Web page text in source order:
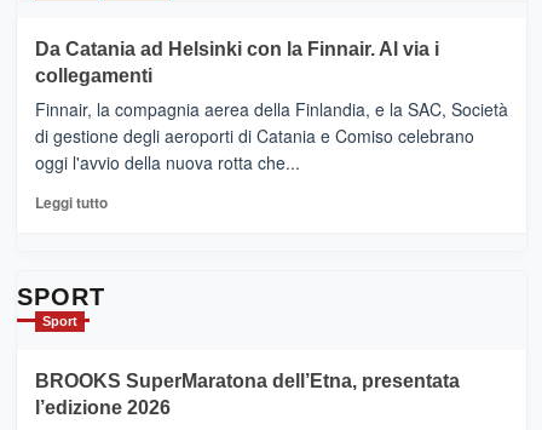
tappe
dell’enoturismo
RANDAZZO
–
Ci
siamo
quasi….
pronti
per
Da Catania ad Helsinki con la Finnair. Al via i
collegamenti
Finnair, la compagnia aerea della Finlandia, e la SAC, Società
di gestione degli aeroporti di Catania e Comiso celebrano
oggi l'avvio della nuova rotta che...
Leggi tuttoLeggi
con
la
SPORT
Sport
BROOKS SuperMaratona dell’Etna, presentata
l’edizione 2026